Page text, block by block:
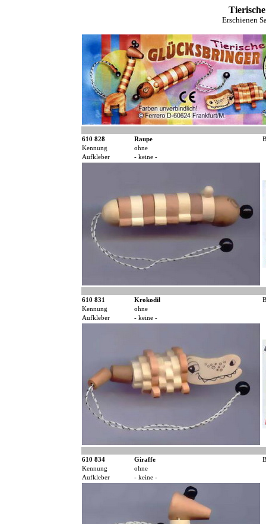
Erschienen
610 828 Raupe
Kennung
ohne
Aufkleber
- keine -
610 831 Krokodil
Kennung
ohne
Aufkleber
- keine -
610 834 Giraffe
Kennung
ohne
Aufkleber
- keine -